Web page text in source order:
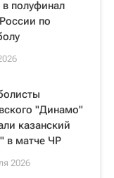
полуфинал
по
"Динамо"
казанский
в матче ЧР
2026